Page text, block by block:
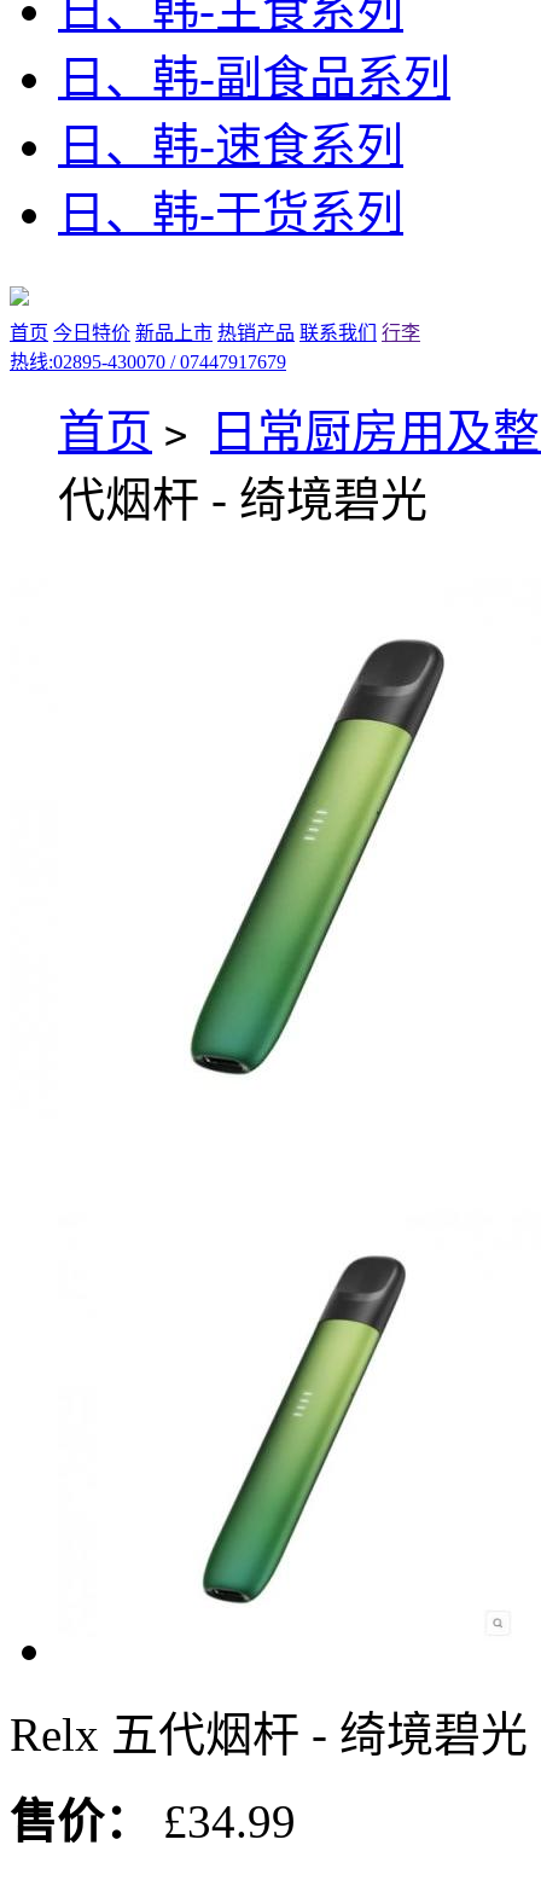
日、韩-副食品系列
日、韩-速食系列
日、韩-干货系列
首页 今日特价 新品上市 热销产品 联系我们
行李
热线:02895-430070 / 07447917679
首页 >
日常厨房用及
代烟杆 - 绮境碧光
Relx 五代烟杆 - 绮境碧光
售价：
£34.99